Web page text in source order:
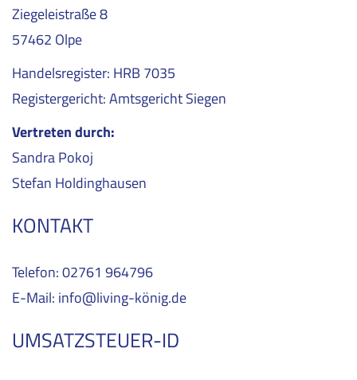
Ziegeleistraße 8
57462 Olpe
Handelsregister: HRB 7035
Registergericht: Amtsgericht Siegen
Vertreten durch:
Sandra Pokoj
Stefan Holdinghausen
KONTAKT
Telefon: 02761 964796
E-Mail: info@living-könig.de
UMSATZSTEUER-ID